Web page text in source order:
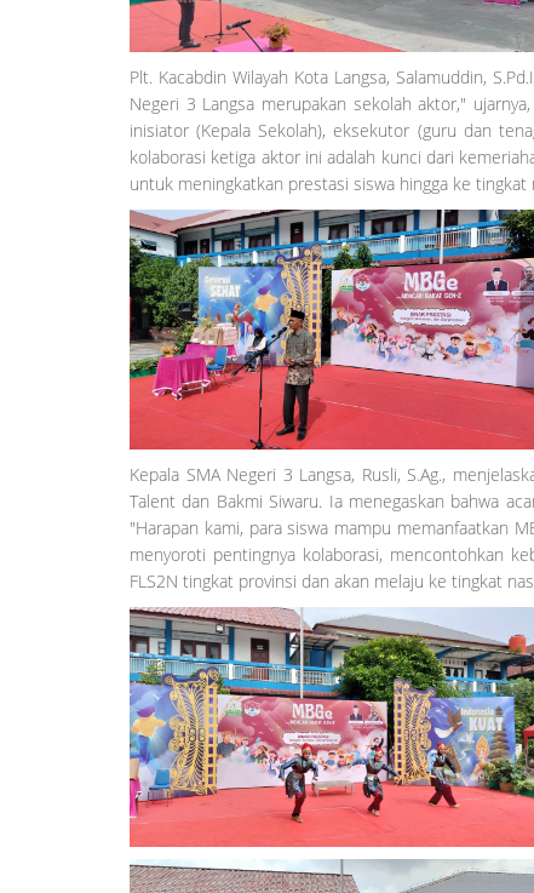
Plt. Kacabdin Wilayah Kota Langsa, Salamuddin,
Negeri 3 Langsa merupakan sekolah aktor,"
inisiator (Kepala Sekolah), eksekutor (guru dan
kolaborasi ketiga aktor ini adalah kunci dari
untuk meningkatkan prestasi siswa hingga ke tingkat
Kepala SMA Negeri 3 Langsa, Rusli, S.Ag.,
Talent dan Bakmi Siwaru. Ia menegaskan bahwa
"Harapan kami, para siswa mampu memanfaatkan
menyoroti pentingnya kolaborasi, mencontohkan
FLS2N tingkat provinsi dan akan melaju ke tingkat